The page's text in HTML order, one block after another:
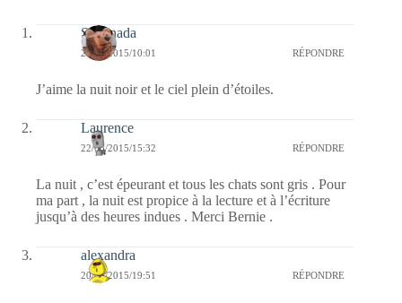
Sartenada
27/05/2015/10:01 RÉPONDRE
J’aime la nuit noir et le ciel plein d’étoiles.
Laurence
22/05/2015/15:32 RÉPONDRE
La nuit , c’est épeurant et tous les chats sont gris . Pour
ma part , la nuit est propice à la lecture et à l’écriture
jusqu’à des heures indues . Merci Bernie .
alexandra
20/05/2015/19:51 RÉPONDRE